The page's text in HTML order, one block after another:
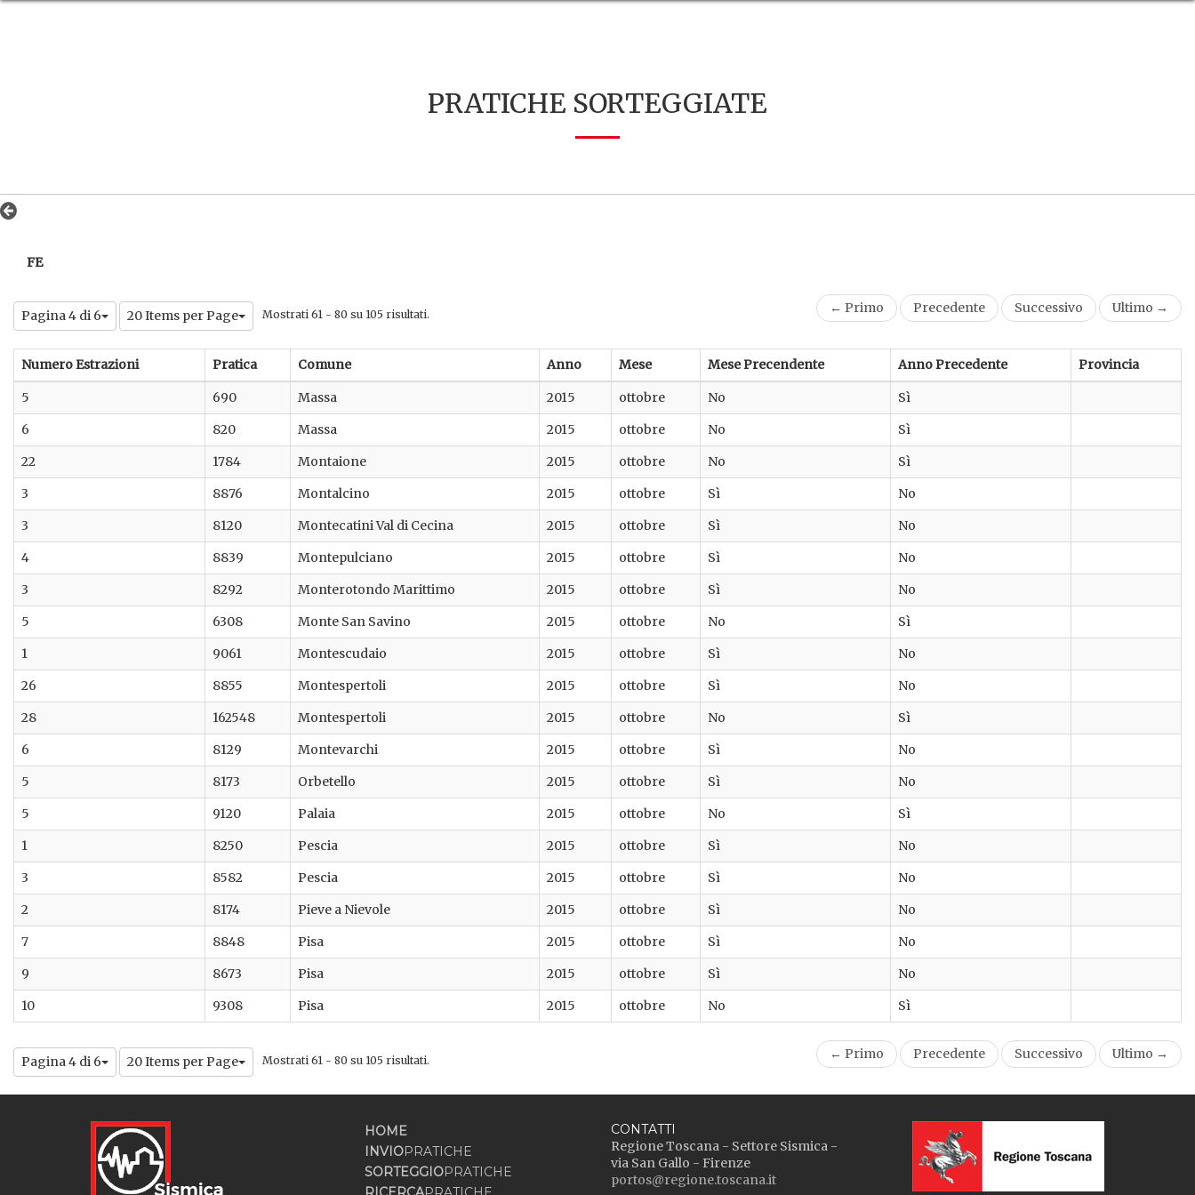
PRATICHE SORTEGGIATE
FE
Pagina 4 di 6 20 Items per Page Mostrati 61 - 80 su 105 risultati. ← Primo Precedente Successivo Ultimo →
Numero Estrazioni Pratica Comune Anno Mese Mese Precendente Anno Precedente Provincia
5 690 Massa 2015 ottobre No
Sì
6
820 Massa 2015 ottobre No
Sì
22
1784 Montaione 2015 ottobre No
Sì
3
8876 Montalcino 2015 ottobre Sì
No
3
8120 Montecatini Val di Cecina 2015 ottobre Sì
No
4
8839 Montepulciano 2015 ottobre Sì
No
3
8292 Monterotondo Marittimo 2015 ottobre Sì
No
5
6308 Monte San Savino 2015 ottobre No
Sì
1
9061 Montescudaio 2015 ottobre Sì
No
26
8855 Montespertoli 2015 ottobre Sì
No
28
162548 Montespertoli 2015 ottobre No
Sì
6
8129 Montevarchi 2015 ottobre Sì
No
5
8173 Orbetello 2015 ottobre Sì
No
5
9120 Palaia 2015 ottobre No
Sì
1
8250 Pescia 2015 ottobre Sì
No
3
8582 Pescia 2015 ottobre Sì
No
2
8174 Pieve a Nievole 2015 ottobre Sì
No
7
8848 Pisa 2015 ottobre Sì
No
9
8673 Pisa 2015 ottobre Sì
No
10
9308 Pisa 2015 ottobre No Sì
Pagina 4 di 6 20 Items per Page Mostrati 61 - 80 su 105 risultati. ← Primo Precedente Successivo Ultimo →
HOME
INVIOPRATICHE
SORTEGGIOPRATICHE
CONTATTI
Regione Toscana - Settore Sismica -
via San Gallo - Firenze
portos@regione.toscana.it